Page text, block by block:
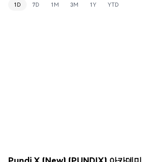
1D 7D 1M 3M 1Y YTD